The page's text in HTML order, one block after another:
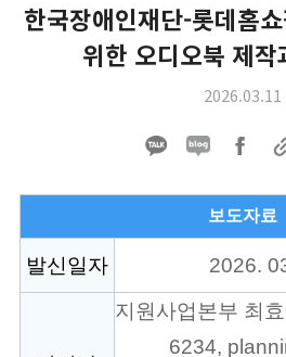
한국장애인재단-롯데홈
위한 오디오북 제
2026.03.11
보도자료
발신일자 2026.
지원사업본부 최
6234,